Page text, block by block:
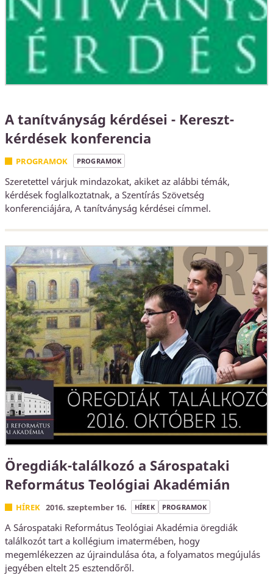
A tanítványság kérdései - Kereszt-
kérdések konferencia
PROGRAMOK PROGRAMOK
Szeretettel várjuk mindazokat, akiket az alábbi témák,
kérdések foglalkoztatnak, a Szentírás Szövetség
konferenciájára, A tanítványság kérdései címmel.
Öregdiák-találkozó a Sárospataki
Református Teológiai Akadémián
HÍREK 2016. szeptember 16. HÍREK PROGRAMOK
A Sárospataki Református Teológiai Akadémia öregdiák
találkozót tart a kollégium imatermében, hogy
megemlékezzen az újraindulása óta, a folyamatos megújulás
jegyében eltelt 25 esztendőről.